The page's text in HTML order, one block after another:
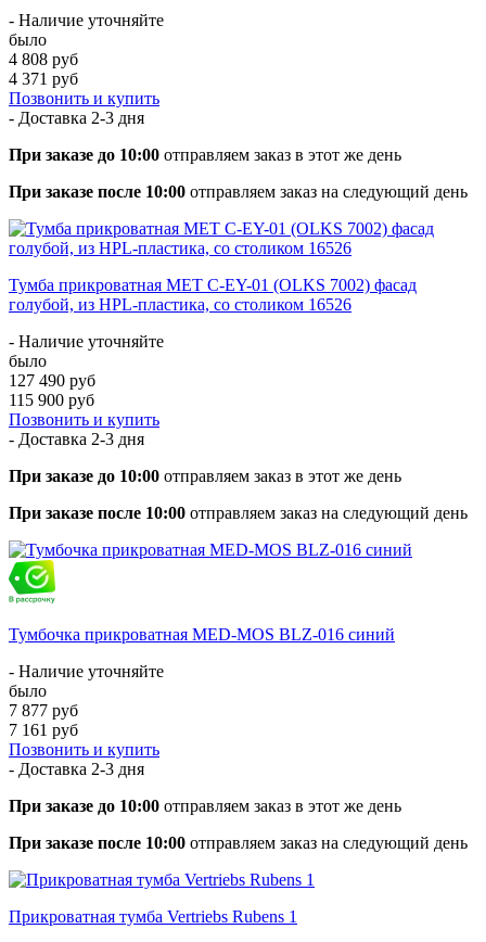
- Наличие уточняйте
было
4 808 руб
4 371 руб
Позвонить и купить
- Доставка 2-3 дня
При заказе до 10:00 отправляем заказ в этот же день
При заказе после 10:00 отправляем заказ на следующий день
Тумба прикроватная МЕТ C-EY-01 (OLKS 7002) фасад
голубой, из HPL-пластика, со столиком 16526
- Наличие уточняйте
было
127 490 руб
115 900 руб
Позвонить и купить
- Доставка 2-3 дня
При заказе до 10:00 отправляем заказ в этот же день
При заказе после 10:00 отправляем заказ на следующий день
Тумбочка прикроватная MED-MOS BLZ-016 синий
- Наличие уточняйте
было
7 877 руб
7 161 руб
Позвонить и купить
- Доставка 2-3 дня
При заказе до 10:00 отправляем заказ в этот же день
При заказе после 10:00 отправляем заказ на следующий день
Прикроватная тумба Vertriebs Rubens 1